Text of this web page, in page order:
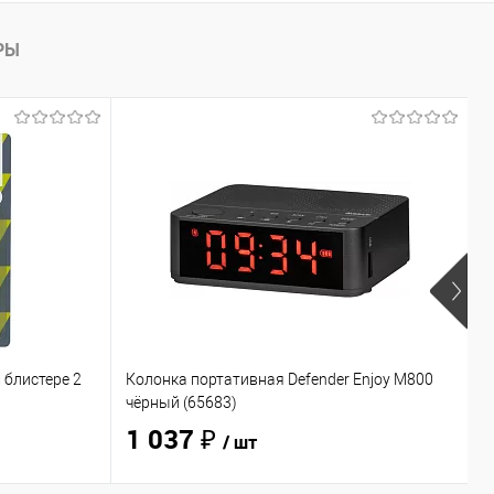
блистере 2
Колонка портативная Defender Enjoy M800
чёрный (65683)
1 037 ₽ / шт